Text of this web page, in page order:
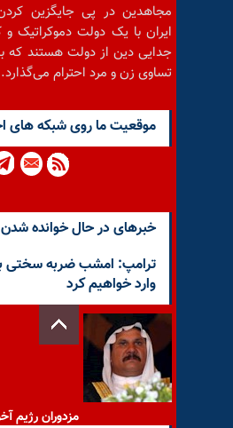
مجاهدین در پی جایگزین
ایران با یک دولت دموکراتیک و
جدایی دین از دولت هستند که
تساوی زن و مرد احترام می‌گذارد.
موقعيت ما روى شبكه هاى
خبرهای در حال خوانده شدن
ترامپ: امشب ضربه سختی
وارد خواهیم کرد
مزدوران رژیم